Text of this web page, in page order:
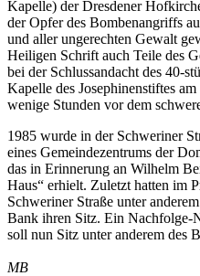
Kapelle) der Dresdener
der Opfer des Bombenangriffs
und aller ungerechten Gewalt
Heiligen Schrift auch Teile des
bei der Schlussandacht des 40-
Kapelle des Josephinenstiftes
wenige Stunden vor dem
1985 wurde in der Schweriner
eines Gemeindezentrums der
das in Erinnerung an Wilhelm
Haus“ erhielt. Zuletzt hatten im
Schweriner Straße unter
Bank ihren Sitz. Ein Nachfolge-
soll nun Sitz unter anderem des
MB